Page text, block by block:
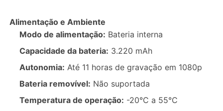
Alimentação e Ambiente
Modo de alimentação: Bateria interna
Capacidade da bateria: 3.220 mAh
Autonomia: Até 11 horas de gravação em 1080p
Bateria removível: Não suportada
Temperatura de operação: -20°C a 55°C